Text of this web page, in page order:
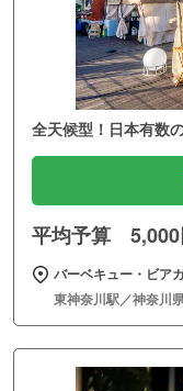
全天候型！日本有数
平均予算 5,000
バーベキュー・ビア
東神奈川駅／神奈川